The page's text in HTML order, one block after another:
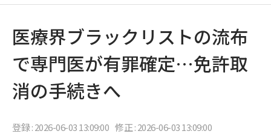
医療界ブラックリストの流布
で専門医が有罪確定…免許取
消の手続きへ
登録 : 2026-06-03 13:09:00 修正 : 2026-06-03 13:09:00